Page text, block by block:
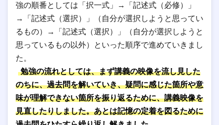
強の順番としては「択一式」→「記述式（必修）」
→「記述式（選択）」（自分が選択しようと思ってい
るもの）→「記述式（選択）」（自分が選択しようと
思っているもの以外）といった順序で進めていきまし
た。
勉強の流れとしては、まず講義の映像を流し見した
のちに、過去問を解いていき、疑問に感じた箇所や意
味が理解できない箇所を振り返るために、講義映像を
見直したりしました。あとは記憶の定着を図るために